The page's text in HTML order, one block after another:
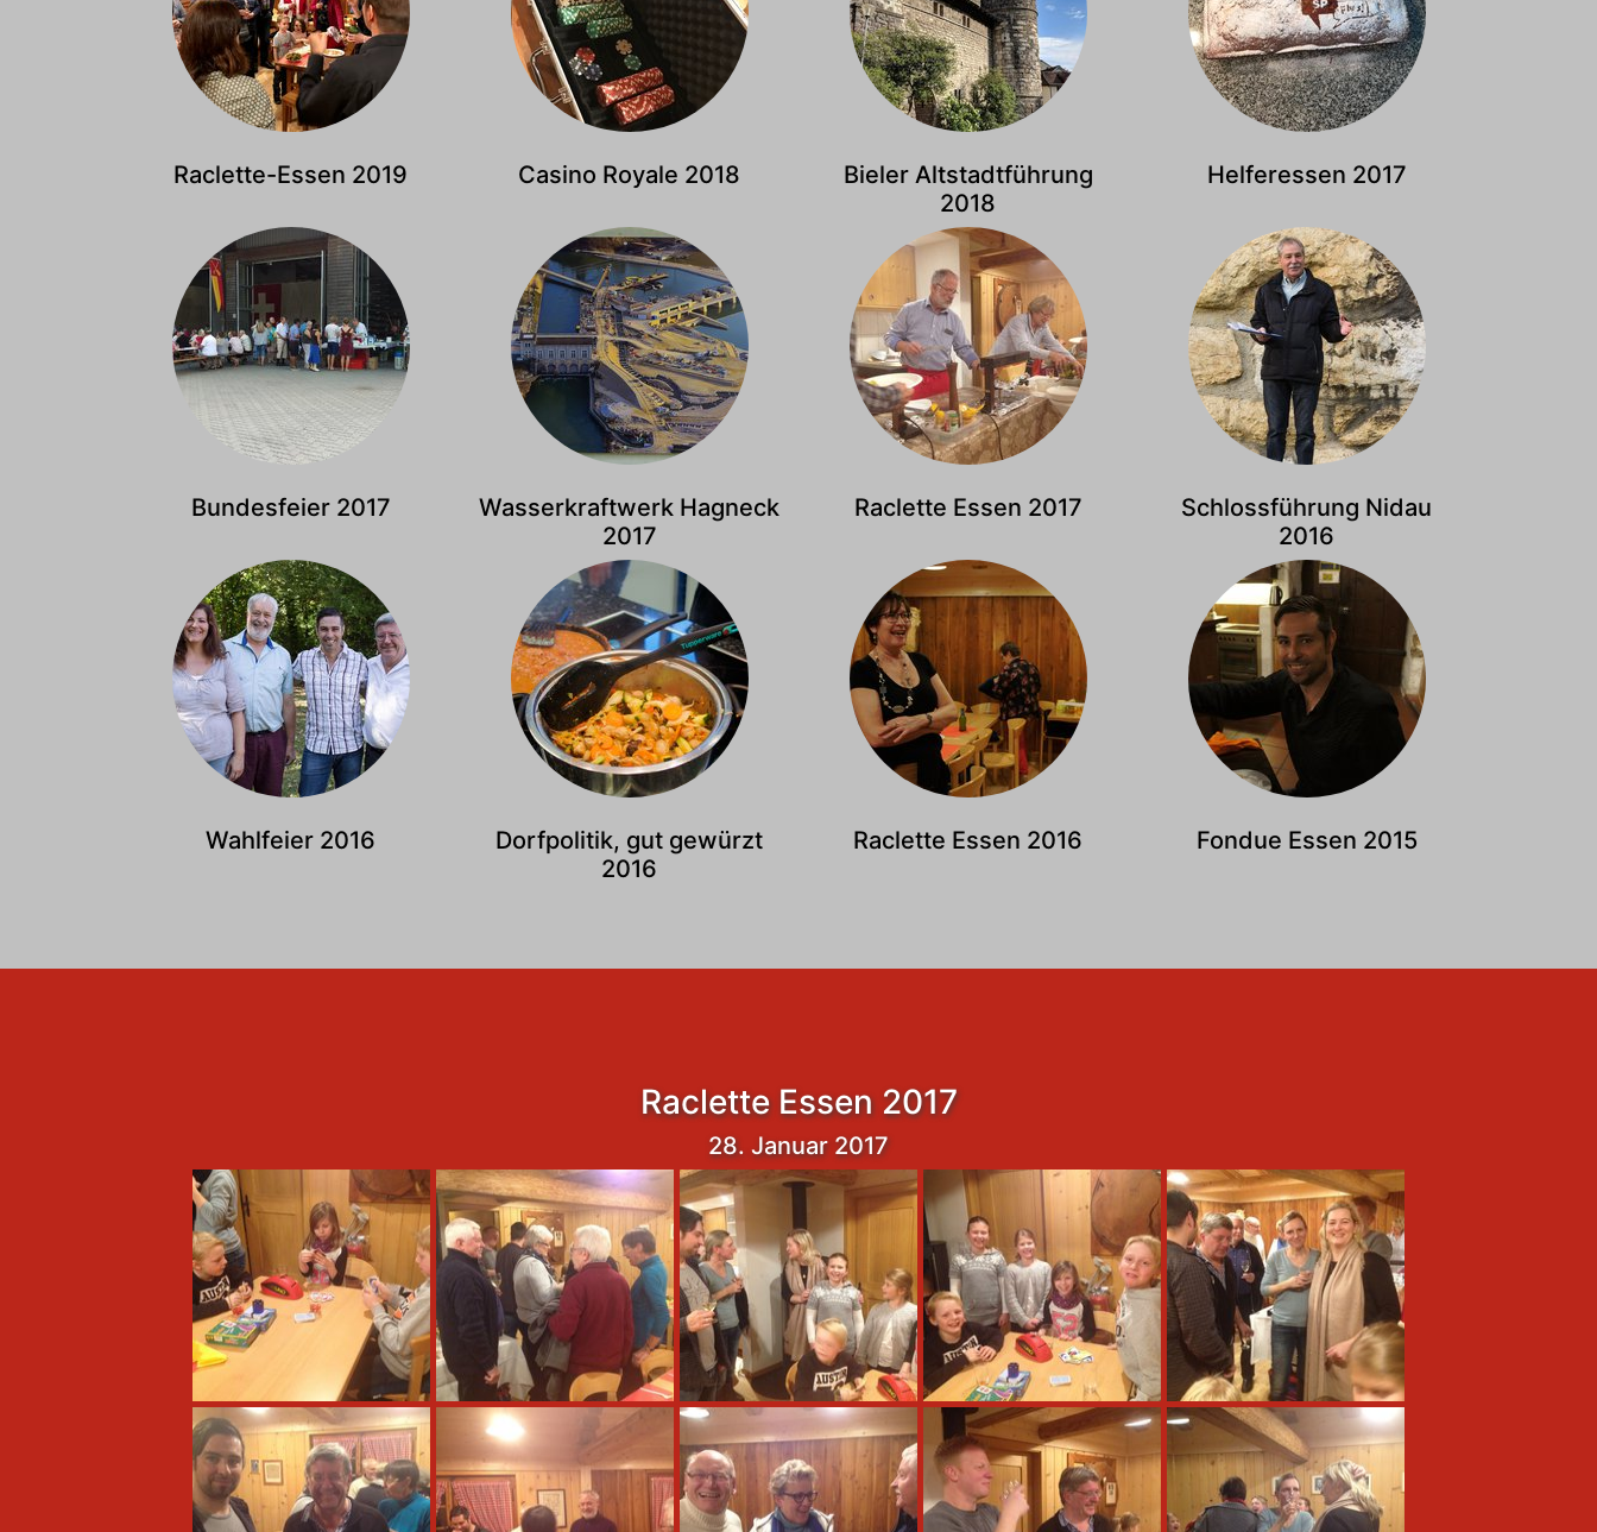
Raclette-Essen 2019 Casino Royale 2018
Bieler Altstadtführung
2018
Helferessen 2017
Bundesfeier 2017
Wasserkraftwerk Hagneck
2017
Raclette Essen 2017
Schlossführung Nidau
2016
Wahlfeier 2016
Dorfpolitik, gut gewürzt
2016
Raclette Essen 2016 Fondue Essen 2015
Raclette Essen 2017
28. Januar 2017